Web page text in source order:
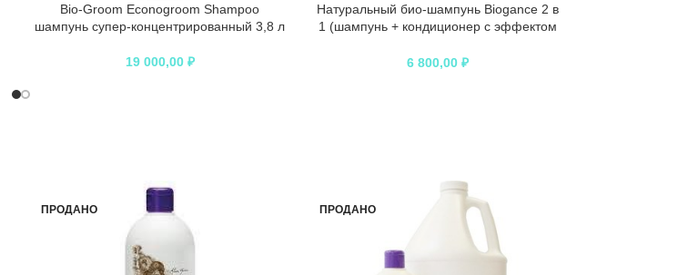
Bio-Groom Econogroom Shampoo
шампунь супер-концентрированный 3,8 л
19 000,00 ₽
Натуральный био-шампунь Biogance 2 в
1 (шампунь + кондиционер с эффектом
6 800,00₽
ПРОДАНО ПРОДАНО